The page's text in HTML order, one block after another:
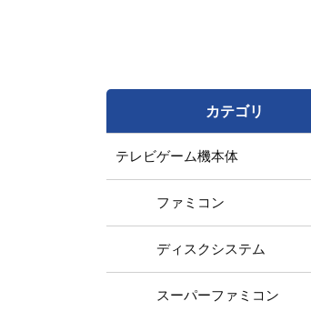
カテゴリ
テレビゲーム機本体
ファミコン
ディスクシステム
スーパーファミコン